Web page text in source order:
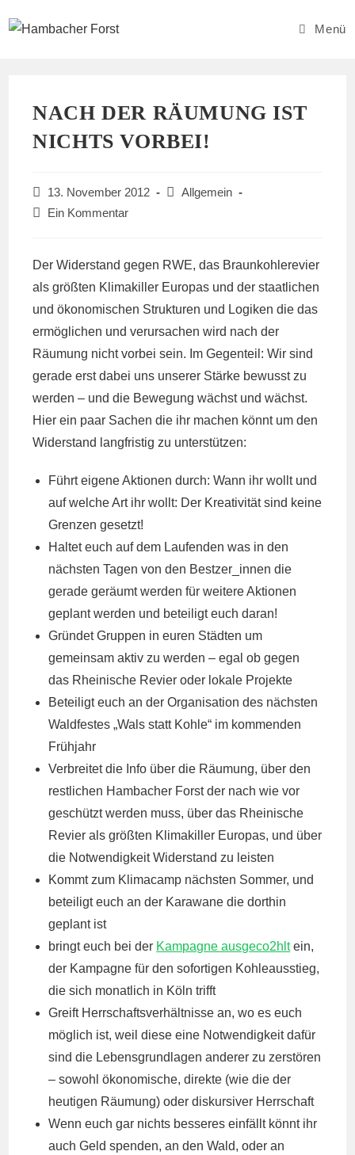
Inhalt
Menü
NACH DER RÄUMUNG IST
NICHTS VORBEI!
Beitrag
veröffentlicht:
13. November 2012
Beitrags-
Allgemein
Beitrags-
Ein Kommentar
Der Widerstand gegen RWE, das Braunkohlerevier
als größten Klimakiller Europas und der staatlichen
und ökonomischen Strukturen und Logiken die das
ermöglichen und verursachen wird nach der
Räumung nicht vorbei sein. Im Gegenteil: Wir sind
gerade erst dabei uns unserer Stärke bewusst zu
werden – und die Bewegung wächst und wächst.
Hier ein paar Sachen die ihr machen könnt um den
Widerstand langfristig zu unterstützen:
Führt eigene Aktionen durch: Wann ihr wollt und
auf welche Art ihr wollt: Der Kreativität sind keine
Grenzen gesetzt!
Haltet euch auf dem Laufenden was in den
nächsten Tagen von den Bestzer_innen die
gerade geräumt werden für weitere Aktionen
geplant werden und beteiligt euch daran!
Gründet Gruppen in euren Städten um
gemeinsam aktiv zu werden – egal ob gegen
das Rheinische Revier oder lokale Projekte
Beteiligt euch an der Organisation des nächsten
Waldfestes „Wals statt Kohle“ im kommenden
Frühjahr
Verbreitet die Info über die Räumung, über den
restlichen Hambacher Forst der nach wie vor
geschützt werden muss, über das Rheinische
Revier als größten Klimakiller Europas, und über
die Notwendigkeit Widerstand zu leisten
Kommt zum Klimacamp nächsten Sommer, und
beteiligt euch an der Karawane die dorthin
geplant ist
bringt euch bei der Kampagne ausgeco2hltein,
der Kampagne für den sofortigen Kohleausstieg,
die sich monatlich in Köln trifft
Greift Herrschaftsverhältnisse an, wo es euch
möglich ist, weil diese eine Notwendigkeit dafür
sind die Lebensgrundlagen anderer zu zerstören
– sowohl ökonomische, direkte (wie die der
heutigen Räumung) oder diskursiver Herrschaft
Wenn euch gar nichts besseres einfällt könnt ihr
auch Geld spenden, an den Wald, oder an